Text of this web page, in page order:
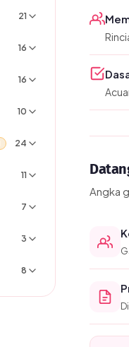
21
16
16
10
24
11
7
3
8
Angka